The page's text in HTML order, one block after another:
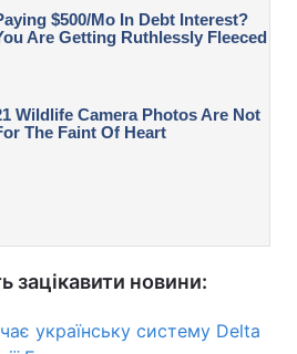
зацікавити новини:
українську систему Delta